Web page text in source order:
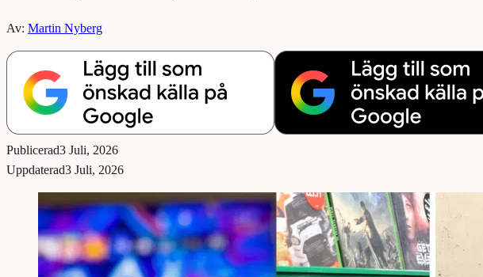
Av: Martin Nyberg
Publicerad3 Juli, 2026
Uppdaterad3 Juli, 2026